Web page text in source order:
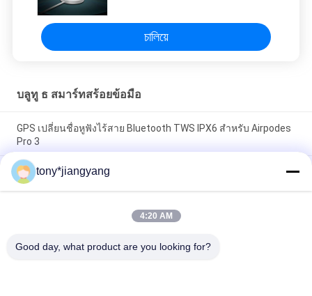
চালিয়ে
บลูทู ธ สมาร์ทสร้อยข้อมือ
GPS เปลี่ยนชื่อหูฟังไร้สาย Bluetooth TWS IPX6 สำหรับ Airpodes
Pro 3
กันน้ำ IP67 15W การชาร์จแบบไร้สายโลโก้ที่กำหนดเองสำหรับ
Apple Huawei
ระยะทาง 6 มม. Ultra Thin Round 15W qi เครื่องชาร์จไร้สาย
tony*jiangyang
4:20 AM
Good day, what product are you looking for?